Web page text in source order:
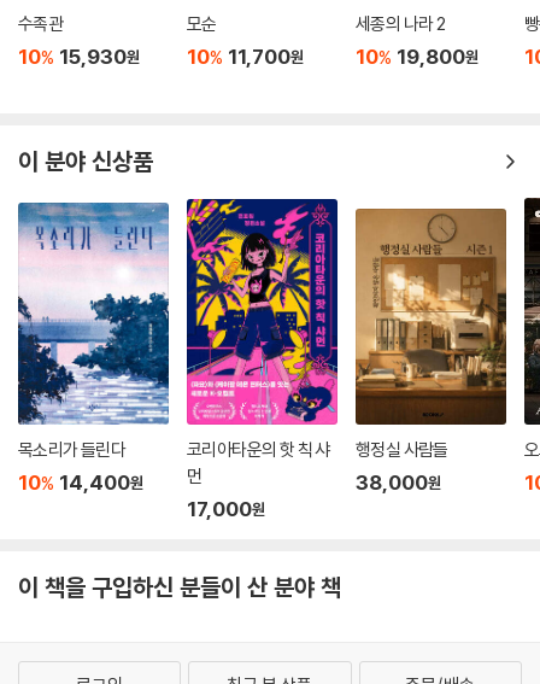
수족관
10% 15,930원
모순
10% 11,700원
세종의 나라 2
10% 19,800원
이 분야 신상품
목소리가 들린다
10% 14,400원
코리아타운의 핫 칙 샤
먼
17,000원
행정실 사람들
38,000원
이 책을 구입하신 분들이 산 분야 책